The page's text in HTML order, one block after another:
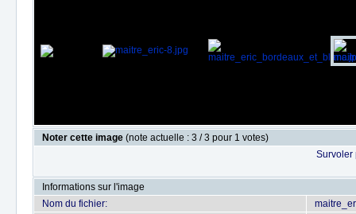
Noter cette image (note actuelle : 3 / 3 pour 1 votes)
Survoler
Informations sur l'image
Nom du fichier: